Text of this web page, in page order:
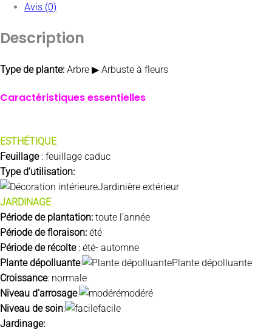
Avis (0)
Description
Type de plante: Arbre ▶ Arbuste à fleurs
Caractéristiques essentielles
ESTHÉTIQUE
Feuillage: feuillage caduc
Type d’utilisation:
Jardinière extérieur
JARDINAGE
Période de plantation: toute l’année
Période de floraison: été
Période de récolte: été- automne
Plante dépolluante:
Plante dépolluante
Croissance: normale
Niveau d’arrosage:
modéré
Niveau de soin:
facile
Jardinage: